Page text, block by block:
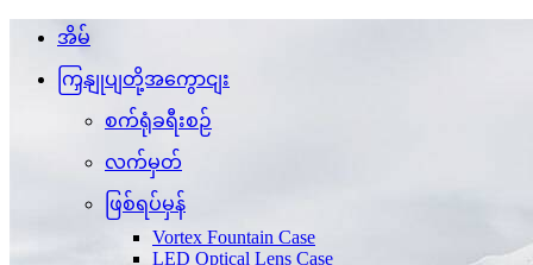
အိမ်
ကြှနျုပျတို့အကွောငျး
စက်ရုံခရီးစဉ်
လက်မှတ်
ဖြစ်ရပ်မှန်
Vortex Fountain Case
LED Optical Lens Case